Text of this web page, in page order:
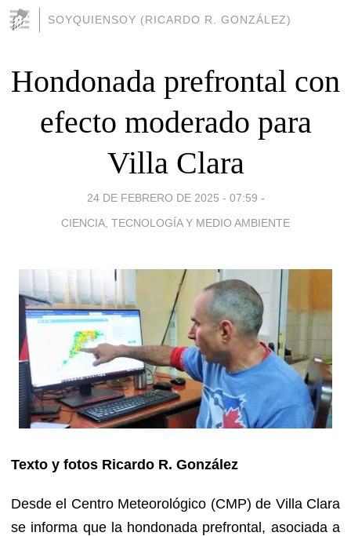
SOYQUIENSOY (RICARDO R. GONZÁLEZ)
Hondonada prefrontal con
efecto moderado para
Villa Clara
24 DE FEBRERO DE 2025 - 07:59 -
CIENCIA, TECNOLOGÍA Y MEDIO AMBIENTE
Texto y fotos Ricardo R. González
Desde el Centro Meteorológico (CMP) de Villa Clara
se informa que la hondonada prefrontal, asociada a